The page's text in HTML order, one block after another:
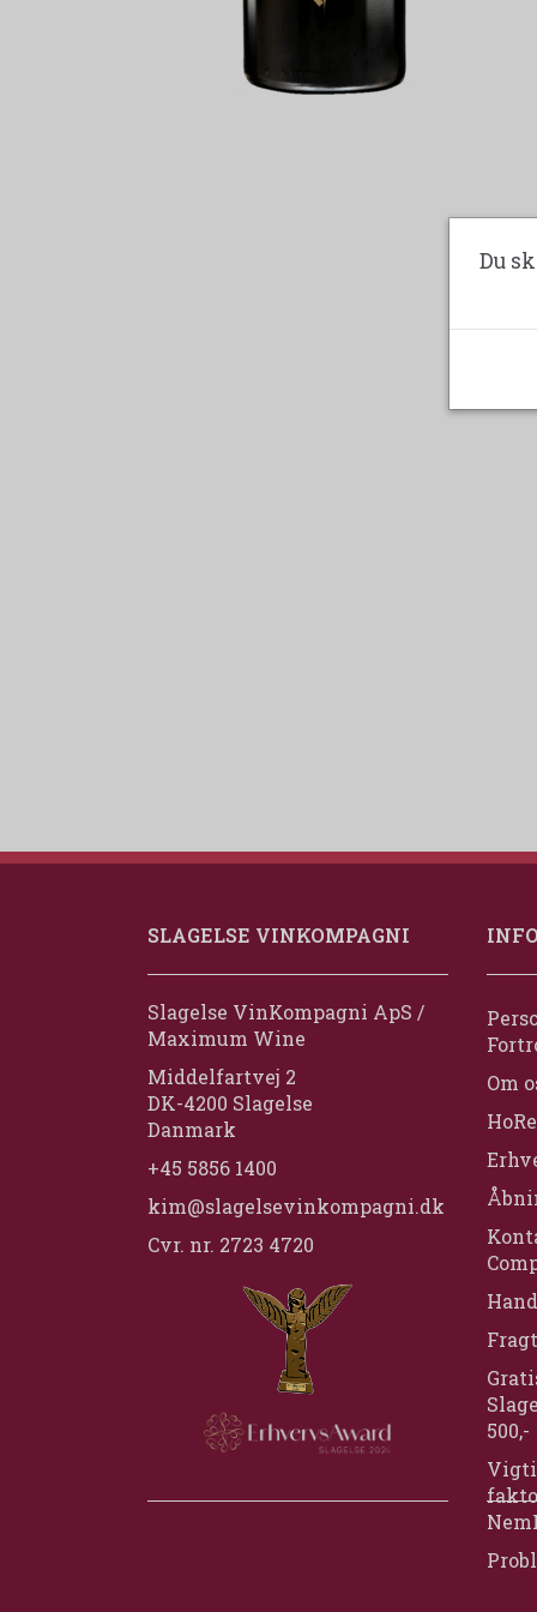
SLAGELSE VINKOMPAGNI
Slagelse VinKompagni ApS /
Maximum Wine
Middelfartvej 2
DK-4200 Slagelse
Danmark
+45 5856 1400
kim@slagelsevinkompagni.dk
Cvr. nr. 2723 4720
Om
Fragt
500,-
Du